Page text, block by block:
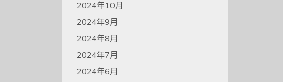
2024年10月
2024年9月
2024年8月
2024年7月
2024年6月